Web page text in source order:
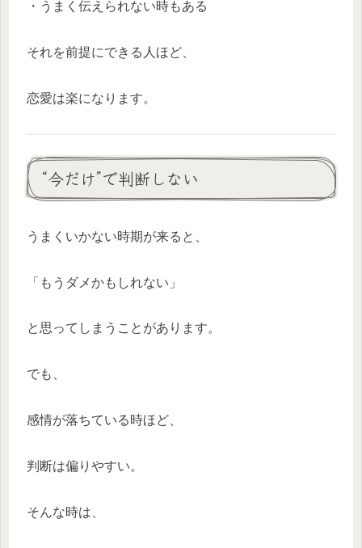
・うまく伝えられない時もある
それを前提にできる人ほど、
恋愛は楽になります。
“今だけ”で判断しない
うまくいかない時期が来ると、
「もうダメかもしれない」
と思ってしまうことがあります。
でも、
感情が落ちている時ほど、
判断は偏りやすい。
そんな時は、